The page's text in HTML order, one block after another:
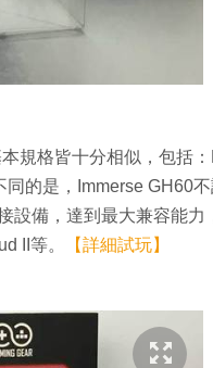
規格皆十分相似，包括
的是，Immerse GH60
設備，達到最大兼容能力
II等。
【詳細試玩】